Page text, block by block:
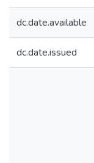
dc.date.available
dc.date.issued